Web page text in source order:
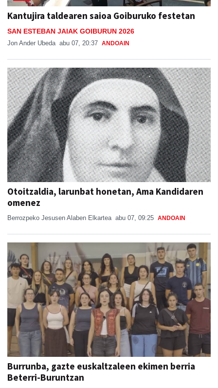
Kantujira taldearen saioa Goiburuko festetan
SAN ESTEBAN JAIAK GOIBURUN 2026
Jon Ander Ubeda abu 07, 20:37 ANDOAIN
Otoitzaldia, larunbat honetan, Ama Kandidaren
omenez
Berrozpeko Jesusen Alaben Elkartea abu 07, 09:25 ANDOAIN
Burrunba, gazte euskaltzaleen ekimen berria
Beterri-Buruntzan